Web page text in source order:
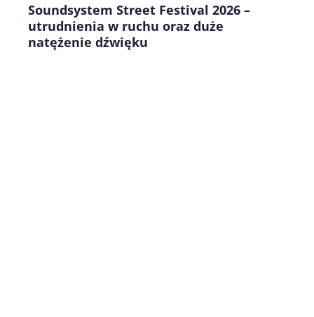
Soundsystem Street Festival 2026 –
utrudnienia w ruchu oraz duże
natężenie dźwięku